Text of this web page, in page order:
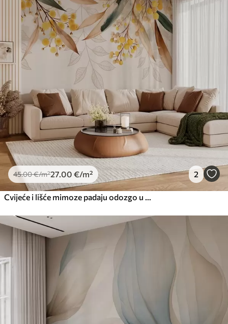
45.00€/m²27.00 €/m² 2
Cvijeće i lišće mimoze padaju odozgo u akvarelnom stilu